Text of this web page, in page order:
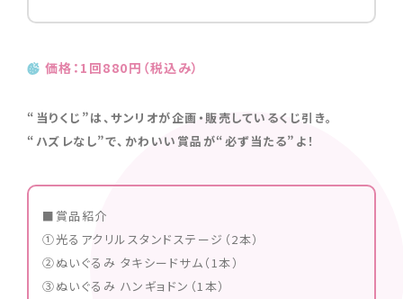
価格：1回880円（税込み）
“当りくじ”は、サンリオが企画・販売しているくじ引き。
“ハズレなし”で、かわいい賞品が“必ず当たる”よ！
■賞品紹介
①光るアクリルスタンドステージ（2本）
②ぬいぐるみ タキシードサム（1本）
③ぬいぐるみ ハンギョドン（1本）